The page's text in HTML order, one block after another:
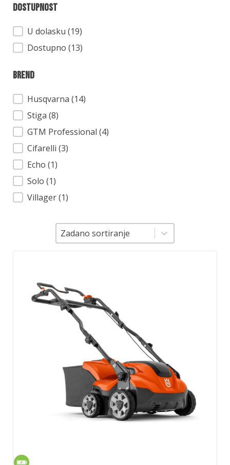
Dostupnost
Dostupnost
U dolasku (19)
Dostupno (13)
Brend
BrendHusqvarna (14)
Stiga (8)
GTM Professional (4)
Cifarelli (3)
Echo (1)
Solo (1)
Villager(1)
Sortiranje
Zadano sortiranje
Sortiranje